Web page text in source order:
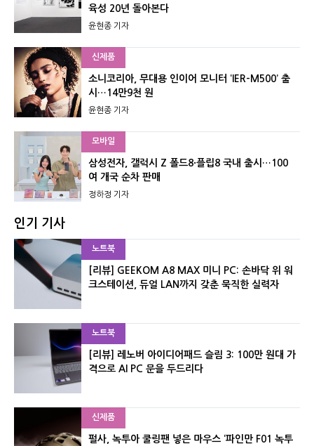
육성 20년 돌아본다
윤현종 기자
신제품
소니코리아, 무대용 인이어 모니터 ‘IER-M500’ 출
시…14만9천 원
윤현종 기자
모바일
삼성전자, 갤럭시 Z 폴드8·플립8 국내 출시…100
여 개국 순차 판매
정하정 기자
인기 기사
노트북
[리뷰] GEEKOM A8 MAX 미니 PC: 손바닥 위 워
크스테이션, 듀얼 LAN까지 갖춘 묵직한 실력자
노트북
[리뷰] 레노버 아이디어패드 슬림 3: 100만 원대 가
격으로 AI PC 문을 두드리다
신제품
펄사, 녹투아 쿨링팬 넣은 마우스 ‘파인만 F01 녹투